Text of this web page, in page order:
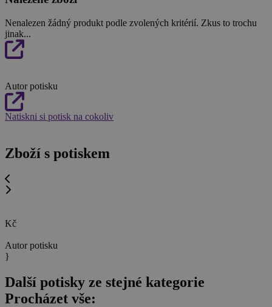
Nenalezen žádný produkt podle zvolených kritérií. Zkus to trochu
jinak...
Autor potisku
Natiskni si potisk na cokoliv
Zboží s potiskem
Kč
Autor potisku
}
Další potisky ze stejné kategorie
Procházet vše: